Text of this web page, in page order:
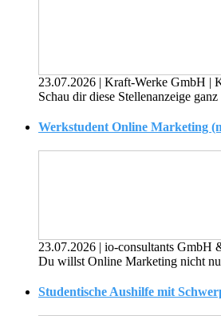
23.07.2026 | Kraft-Werke GmbH |
Schau dir diese Stellenanzeige
Werkstudent Online Marketing
23.07.2026 | io-consultants GmbH
Du willst Online Marketing nicht
Studentische Aushilfe mit